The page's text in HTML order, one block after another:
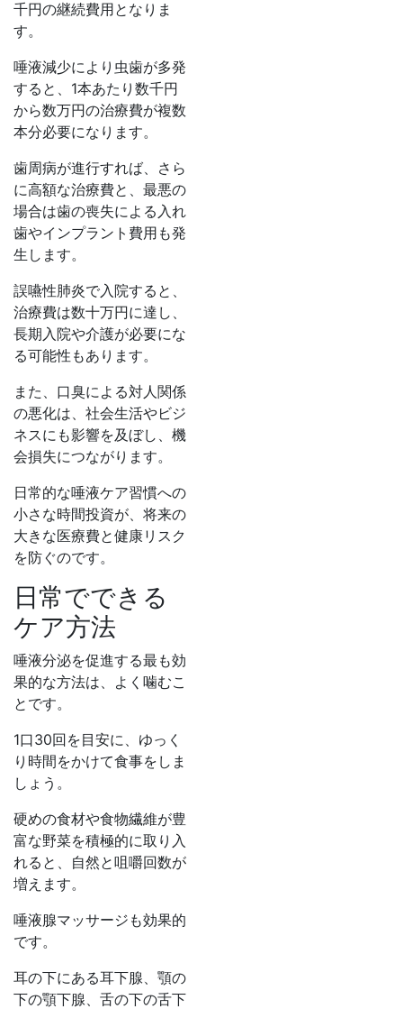
千円の継続費用となりま
す。
唾液減少により虫歯が多発
すると、1本あたり数千円
から数万円の治療費が複数
本分必要になります。
歯周病が進行すれば、さら
に高額な治療費と、最悪の
場合は歯の喪失による入れ
歯やインプラント費用も発
生します。
誤嚥性肺炎で入院すると、
治療費は数十万円に達し、
長期入院や介護が必要にな
る可能性もあります。
また、口臭による対人関係
の悪化は、社会生活やビジ
ネスにも影響を及ぼし、機
会損失につながります。
日常的な唾液ケア習慣への
小さな時間投資が、将来の
大きな医療費と健康リスク
を防ぐのです。
日常でできる
ケア方法
唾液分泌を促進する最も効
果的な方法は、よく噛むこ
とです。
1口30回を目安に、ゆっく
り時間をかけて食事をしま
しょう。
硬めの食材や食物繊維が豊
富な野菜を積極的に取り入
れると、自然と咀嚼回数が
増えます。
唾液腺マッサージも効果的
です。
耳の下にある耳下腺、顎の
下の顎下腺、舌の下の舌下